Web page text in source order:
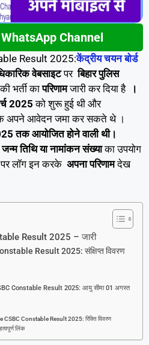
Channel
Result 2025:केंद्रीय चयन बोर्ड
वेबसाइटपर बिहार पुलिस
की भर्ती कापरिणामजारी कर दिया है
।
2025को शुरू हुई थी और
अपने आवेदन जमा कर सकते थे ।
तक आयोजित होने वाली थी।
तिथि या नामांकन संख्याका उपयोग
पर लॉग इन करके अपना परिणामदेख
Result 2025 – जारी
Result 2025: संक्षिप्त विवरण
Constable Result 2025: आयु सीमा 01 अगस्त
CSBC Constable Result 2025: रिक्ति विवरण
लिंक